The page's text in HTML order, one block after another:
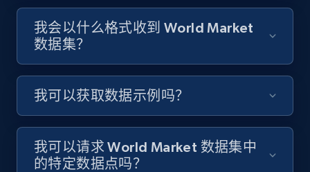
我会以什么格式收到 World Market
数据集？
我可以获取数据示例吗？
我可以请求 World Market 数据集中
的特定数据点吗？